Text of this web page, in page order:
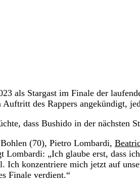
als Stargast im Finale der
des Rappers angekündigt,
dass Bushido in der nächsten
(70), Pietro Lombardi,
Lombardi: „Ich glaube erst, dass
konzentriere mich jetzt auf
Finale verdient.“